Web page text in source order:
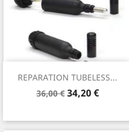
REPARATION TUBELESS...
Prix
36,00 € Prix
34,20 €